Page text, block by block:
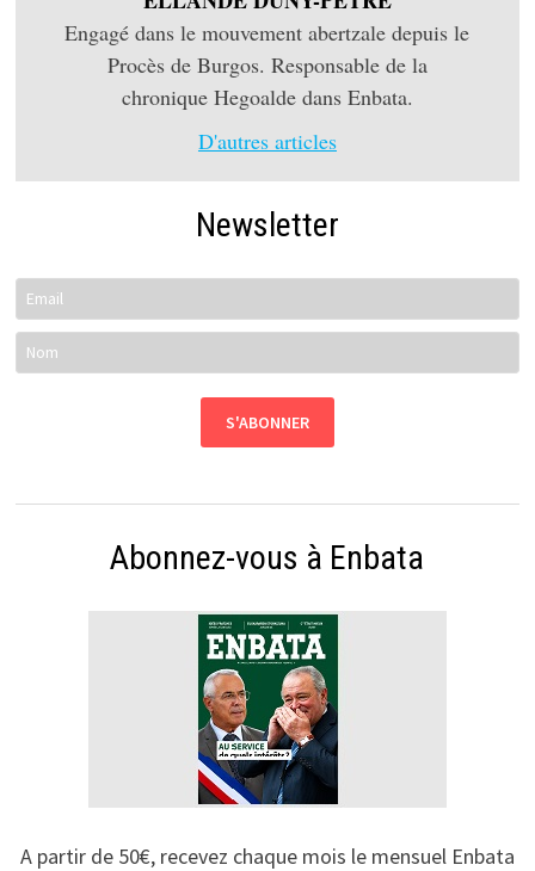
Engagé dans le mouvement abertzale depuis le
Procès de Burgos. Responsable de la
chronique Hegoalde dans Enbata.
D'autres articles
Newsletter
Abonnez-vous à Enbata
A partir de 50€, recevez chaque mois le mensuel Enbata